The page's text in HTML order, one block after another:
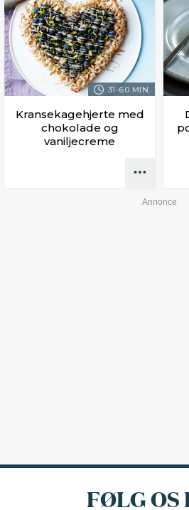
31-60 MIN.
Kransekagehjerte med
chokolade og
vaniljecreme
FØLG OS